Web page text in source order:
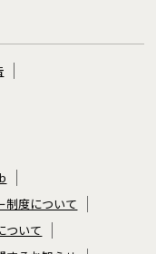
制度について
ついて